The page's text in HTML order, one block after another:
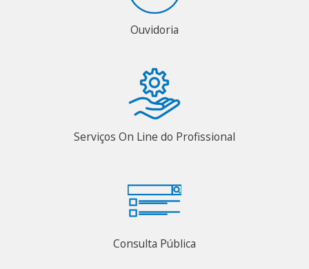
Ouvidoria
Serviços On Line do Profissional
Consulta Pública